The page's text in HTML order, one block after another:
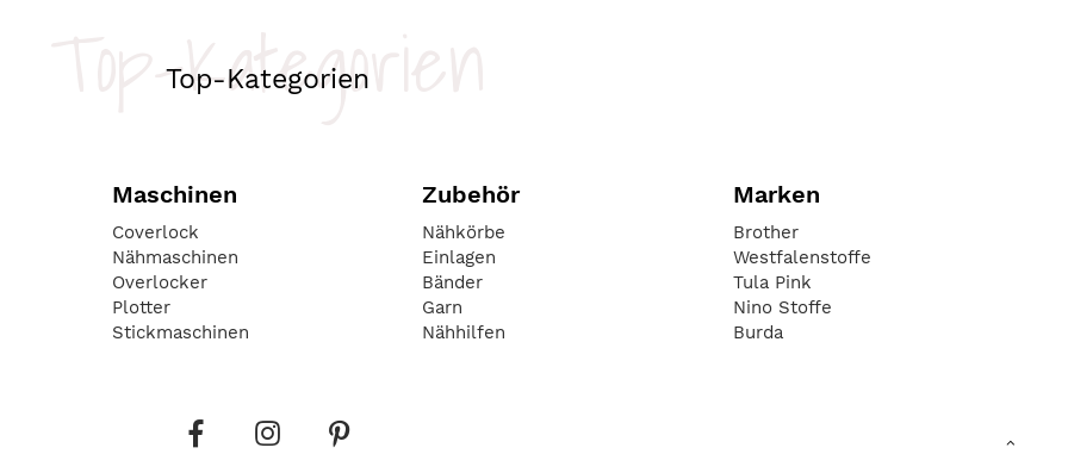
Top-Kategorien
Top-Kategorien
Maschinen
Coverlock
Nähmaschinen
Overlocker
Plotter
Stickmaschinen
Zubehör
Nähkörbe
Einlagen
Bänder
Garn
Nähhilfen
Marken
Brother
Westfalenstoffe
Tula Pink
Nino Stoffe
Burda